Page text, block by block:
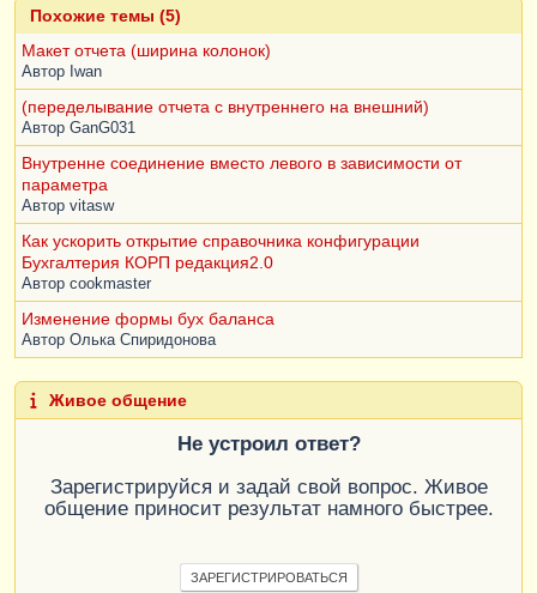
нных);
Похожие темы (5)
Макет отчета (ширина колонок)
Автор Iwan
(переделывание отчета с внутреннего на внешний)
Автор GanG031
Внутренне соединение вместо левого в зависимости от
параметра
Автор vitasw
Как ускорить открытие справочника конфигурации
Бухгалтерия КОРП редакция2.0
Автор cookmaster
Изменение формы бух баланса
Автор Олька Спиридонова
Живое общение
Не устроил ответ?
Зарегистрируйся и задай свой вопрос. Живое
общение приносит результат намного быстрее.
ЗАРЕГИСТРИРОВАТЬСЯ